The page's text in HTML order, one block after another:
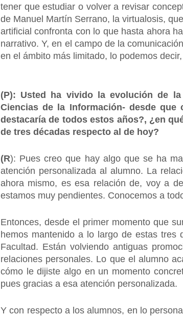
tener que estudiar o volver a revisar
de Manuel Martín Serrano, la virtualosis,
artificial confronta con lo que hasta ahora
narrativo. Y, en el campo de la
en el ámbito más limitado, lo podemos
(P): Usted ha vivido la evolución de la
Ciencias de la Información- desde
destacaría de todos estos años?, ¿en
de tres décadas respecto al de hoy?
(R): Pues creo que hay algo que se ha
atención personalizada al alumno. La
ahora mismo, es esa relación de, voy a
estamos muy pendientes. Conocemos a
Entonces, desde el primer momento que
hemos mantenido a lo largo de estas
Facultad. Están volviendo antiguas
relaciones personales. Lo que el alumno
cómo le dijiste algo en un momento
pues gracias a esa atención personalizada.
Y con respecto a los alumnos, en lo